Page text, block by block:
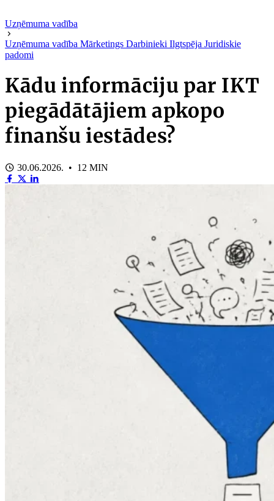
Uzņēmuma vadība
Uzņēmuma vadība Mārketings Darbinieki Ilgtspēja Juridiskie
padomi
Kādu informāciju par IKT
piegādātājiem apkopo
finanšu iestādes?
30.06.2026. • 12 MIN